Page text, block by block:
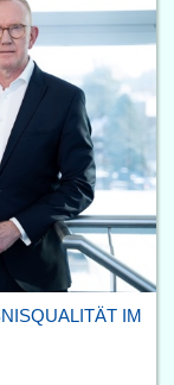
IM